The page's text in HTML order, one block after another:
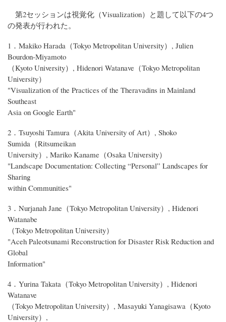
第2セッションは視覚化（Visualization）と題して以下の4つ
の発表が行われた。
1．Makiko Harada（Tokyo Metropolitan University）, Julien
Bourdon-Miyamoto
（Kyoto University）, Hidenori Watanave（Tokyo Metropolitan
University）
"Visualization of the Practices of the Theravadins in Mainland
Southeast
Asia on Google Earth"
2．Tsuyoshi Tamura（Akita University of Art）, Shoko
Sumida（Ritsumeikan
University）, Mariko Kaname（Osaka University）
"Landscape Documentation: Collecting “Personal” Landscapes for
Sharing
within Communities"
3．Nurjanah Jane（Tokyo Metropolitan University）, Hidenori
Watanabe
（Tokyo Metropolitan University）
"Aceh Paleotsunami Reconstruction for Disaster Risk Reduction and
Global
Information"
4．Yurina Takata（Tokyo Metropolitan University）, Hidenori
Watanave
（Tokyo Metropolitan University）, Masayuki Yanagisawa（Kyoto
University）,